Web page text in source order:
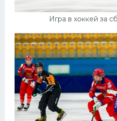
Игра в хоккей за